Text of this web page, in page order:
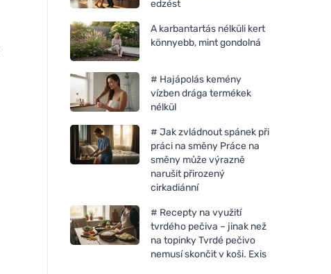
edzést
A karbantartás nélküli kert
könnyebb, mint gondolná
# Hajápolás kemény
vízben drága termékek
nélkül
# Jak zvládnout spánek při
práci na směny Práce na
směny může výrazně
narušit přirozený
cirkadiánní
# Recepty na využití
tvrdého pečiva – jinak než
na topinky Tvrdé pečivo
nemusí skončit v koši. Exis